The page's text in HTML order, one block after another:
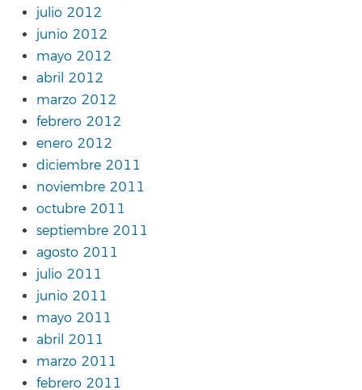
julio 2012
junio 2012
mayo 2012
abril 2012
marzo 2012
febrero 2012
enero 2012
diciembre 2011
noviembre 2011
octubre 2011
septiembre 2011
agosto 2011
julio 2011
junio 2011
mayo 2011
abril 2011
marzo 2011
febrero 2011